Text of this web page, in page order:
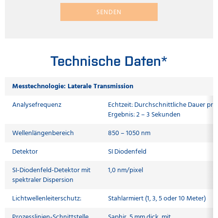
SENDEN
Technische Daten*
Messtechnologie: Laterale Transmission
Analysefrequenz
Echtzeit: Durchschnittliche Dauer pro
Ergebnis: 2 – 3 Sekunden
Wellenlängenbereich
850 – 1050 nm
Detektor
SI Diodenfeld
SI-Diodenfeld-Detektor mit
spektraler Dispersion
1,0 nm/pixel
Lichtwellenleiterschutz:
Stahlarmiert (1, 3, 5 oder 10 Meter)